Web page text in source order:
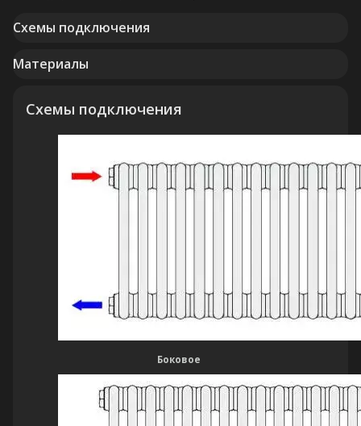
Схемы подключения
Материалы
Схемы подключения
Боковое